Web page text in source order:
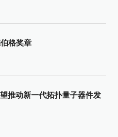
格奖章
推动新一代拓扑量子器件发